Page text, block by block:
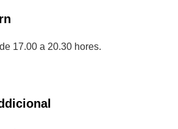
17.00 a 20.30 hores.